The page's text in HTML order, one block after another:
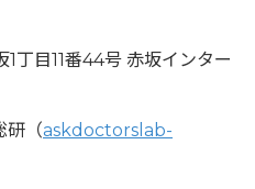
丁目11番44号 赤坂インター
研（askdoctorslab-